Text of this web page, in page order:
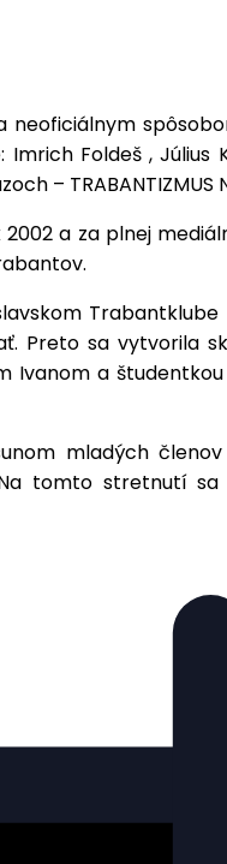
Foldeš , Július
TRABANTIZMUS
a za plnej
Preto sa vytvorila
Ivanom a
mladých
tomto stretnutí